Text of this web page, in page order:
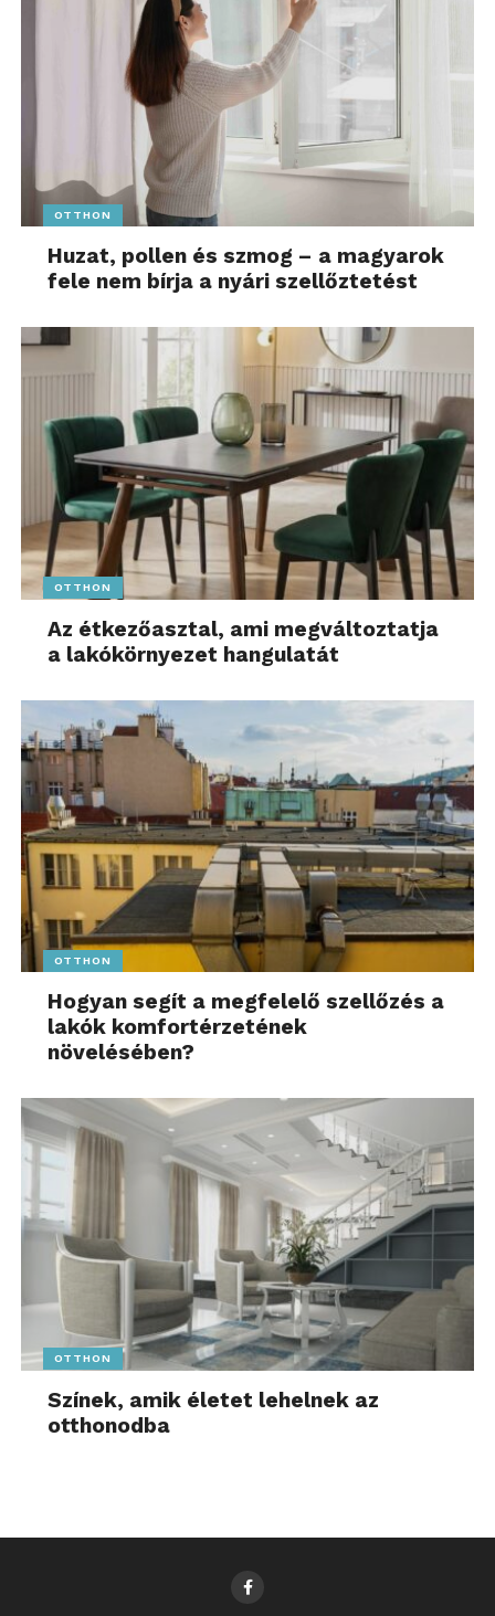
OTTHON
Huzat, pollen és szmog – a magyarok
fele nem bírja a nyári szellőztetést
OTTHON
Az étkezőasztal, ami megváltoztatja
a lakókörnyezet hangulatát
OTTHON
Hogyan segít a megfelelő szellőzés a
lakók komfortérzetének
növelésében?
OTTHON
Színek, amik életet lehelnek az
otthonodba